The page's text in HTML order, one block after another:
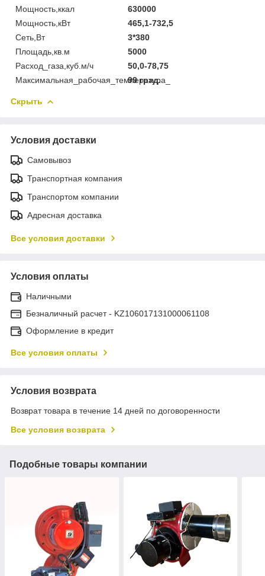
Мощность,ккал
630000
Мощность,кВт
465,1-732,5
Сеть,Вт
3*380
Площадь,кв.м
5000
Расход_газа,куб.м/ч
50,0-78,75
Максимальная_рабочая_температура_
99 град.
Скрыть
Условия доставки
Самовывоз
Транспортная компания
Транспортом компании
Адресная доставка
Все условия доставки
Условия оплаты
Наличными
Безналичный расчет - KZ106017131000061108
Оформление в кредит
Все условия оплаты
Условия возврата
Возврат товара в течение 14 дней по договоренности
Все условия возврата
Подобные товары компании